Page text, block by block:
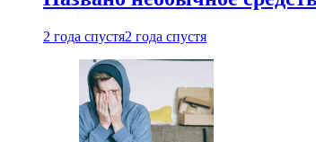
2 года спустя2 года спустя